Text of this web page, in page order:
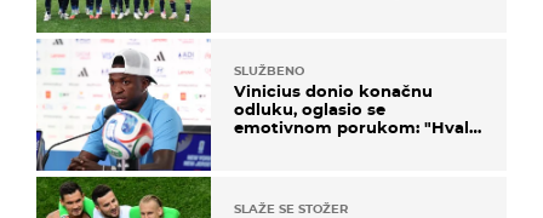
SLUŽBENO
Vinicius donio konačnu
odluku, oglasio se
emotivnom porukom: "Hvala
SLAŽE SE STOŽER